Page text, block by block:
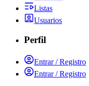
Listas
Usuarios
Perfil
Entrar / Registro
Entrar / Registro